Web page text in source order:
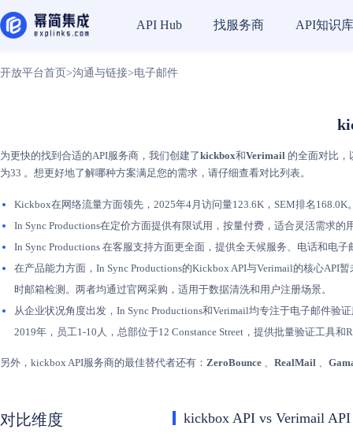
API Hub 找服务商 API知识库
开放平台首页 >沟通与链接>电子邮件
为更快的找到合适的API服务商，我们创建了kickbox和Verimail 的全面对比，
为33 。想更好地了解哪种方案满足您的需求，请仔细查看对比列表。
Kickbox在网络流量方面领先，2025年4月访问量123.6K，SEM排名
In Sync Productions在定价方面提供有限试用，按量付费，适合灵活需求
In Sync Productions 在客服支持方面更全面，提供全天候服务、电话和电
在产品能力方面，In Sync Productions的Kickbox API与Verimail的核心API
时邮箱检测。两者均通过官网采购，适用于数据清洗和用户注册场景。
从企业状况角度出发，In Sync Productions和Verimail均专注于电子邮件验
2019年，员工1-10人，总部位于12 Constance Street，提供批量验证工具
另外，kickbox API服务商的最佳替代者还有： ZeroBounce 、 RealMail 、
对比维度 kickbox API vs Verimail API